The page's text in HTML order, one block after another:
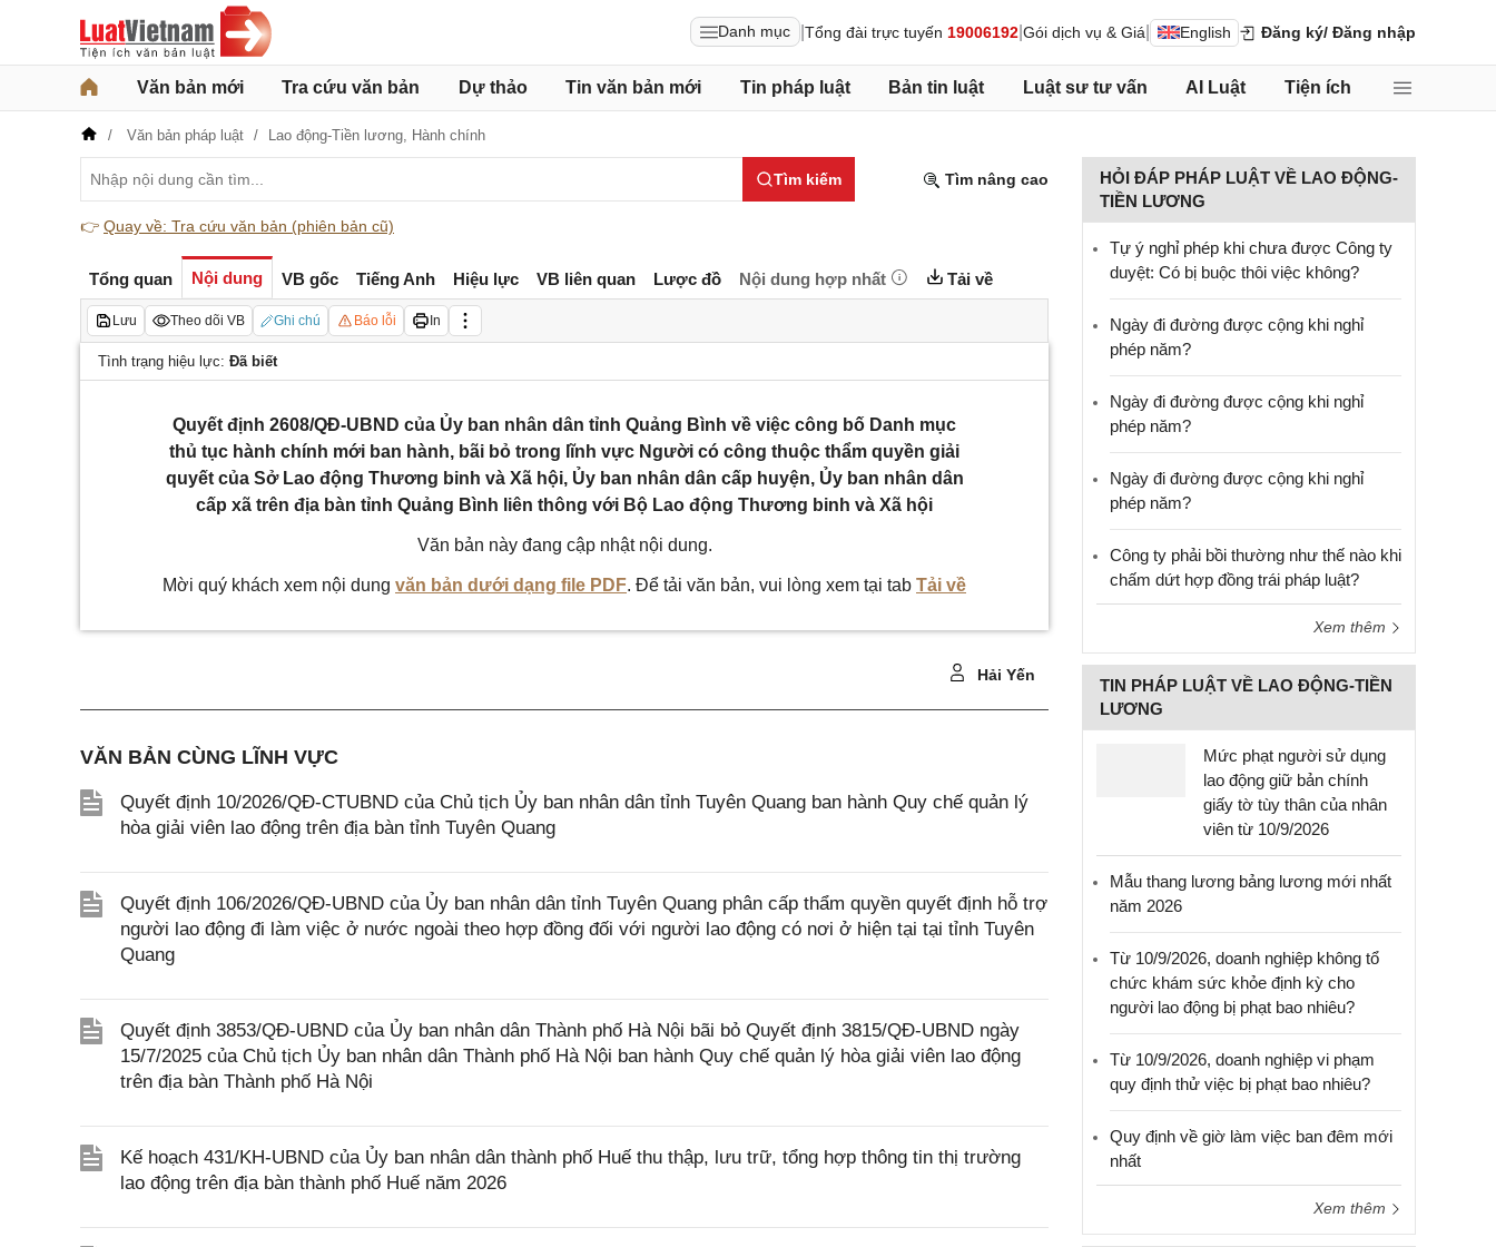
Danh mục Tổng đài trực tuyến 19006192 Gói dịch vụ & Giá English Đăng ký/ Đăng nhập
Văn bản mới Tra cứu văn bản Dự thảo Tin văn bản mới Tin pháp luật Bản tin luật Luật sư tư vấn AI Luật Tiện ích
Văn bản pháp luật Lao động-Tiền lương, Hành chính
Tìm kiếm Tìm nâng cao
👉 Quay về: Tra cứu văn bản (phiên bản cũ)
Tổng quan Nội dung VB gốc Tiếng Anh Hiệu lực VB liên quan Lược đồ Nội dung hợp nhất Tải về
Lưu Theo dõi VB Ghi chú Báo lỗi In
Tình trạng hiệu lực: Đã biết
Quyết định 2608/QĐ-UBND của Ủy ban nhân dân tỉnh Quảng Bình về việc công bố Danh mục
thủ tục hành chính mới ban hành, bãi bỏ trong lĩnh vực Người có công thuộc thẩm quyền giải
quyết của Sở Lao động Thương binh và Xã hội, Ủy ban nhân dân cấp huyện, Ủy ban nhân dân
cấp xã trên địa bàn tỉnh Quảng Bình liên thông với Bộ Lao động Thương binh và Xã hội
Văn bản này đang cập nhật nội dung.
Mời quý khách xem nội dung văn bản dưới dạng file PDF. Để tải văn bản, vui lòng xem tại tab Tải về
Hải Yến
VĂN BẢN CÙNG LĨNH VỰC
Quyết định 10/2026/QĐ-CTUBND của Chủ tịch Ủy ban nhân dân tỉnh Tuyên Quang ban hành Quy chế quản lý
hòa giải viên lao động trên địa bàn tỉnh Tuyên Quang
Quyết định 106/2026/QĐ-UBND của Ủy ban nhân dân tỉnh Tuyên Quang phân cấp thẩm quyền quyết định hỗ trợ
người lao động đi làm việc ở nước ngoài theo hợp đồng đối với người lao động có nơi ở hiện tại tại tỉnh Tuyên
Quang
Quyết định 3853/QĐ-UBND của Ủy ban nhân dân Thành phố Hà Nội bãi bỏ Quyết định 3815/QĐ-UBND ngày
15/7/2025 của Chủ tịch Ủy ban nhân dân Thành phố Hà Nội ban hành Quy chế quản lý hòa giải viên lao động
trên địa bàn Thành phố Hà Nội
Kế hoạch 431/KH-UBND của Ủy ban nhân dân thành phố Huế thu thập, lưu trữ, tổng hợp thông tin thị trường
lao động trên địa bàn thành phố Huế năm 2026
HỎI ĐÁP PHÁP LUẬT VỀ LAO ĐỘNG-
TIỀN LƯƠNG
Tự ý nghỉ phép khi chưa được Công ty
duyệt: Có bị buộc thôi việc không?
Ngày đi đường được cộng khi nghỉ
phép năm?
Ngày đi đường được cộng khi nghỉ
phép năm?
Ngày đi đường được cộng khi nghỉ
phép năm?
Công ty phải bồi thường như thế nào khi
chấm dứt hợp đồng trái pháp luật?
Xem thêm
TIN PHÁP LUẬT VỀ LAO ĐỘNG-TIỀN
LƯƠNG
Mức phạt người sử dụng
lao động giữ bản chính
giấy tờ tùy thân của nhân
viên từ 10/9/2026
Mẫu thang lương bảng lương mới nhất
năm 2026
Từ 10/9/2026, doanh nghiệp không tổ
chức khám sức khỏe định kỳ cho
người lao động bị phạt bao nhiêu?
Từ 10/9/2026, doanh nghiệp vi phạm
quy định thử việc bị phạt bao nhiêu?
Quy định về giờ làm việc ban đêm mới
nhất
Xem thêm